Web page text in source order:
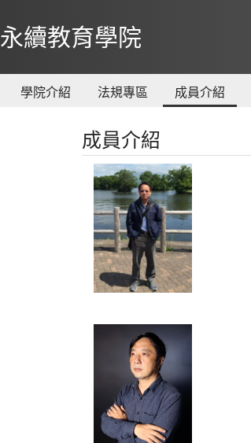
永續教育學院
學院介紹 法規專區 成員介紹
成員介紹